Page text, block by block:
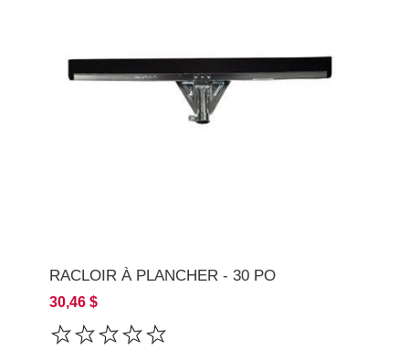
RACLOIR À PLANCHER - 30 PO
30,46 $